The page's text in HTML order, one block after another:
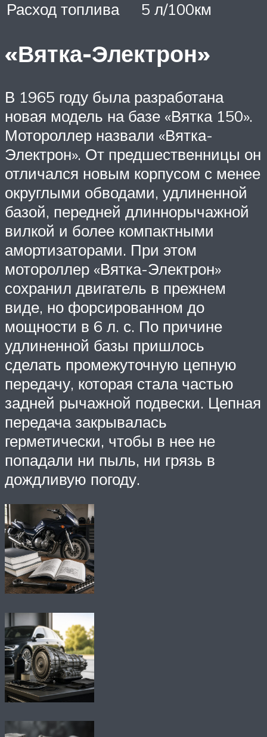
Расход топлива
5 л/100км
«Вятка-Электрон»
В 1965 году была разработана
новая модель на базе «Вятка 150».
Мотороллер назвали «Вятка-
Электрон». От предшественницы он
отличался новым корпусом с менее
округлыми обводами, удлиненной
базой, передней длиннорычажной
вилкой и более компактными
амортизаторами. При этом
мотороллер «Вятка-Электрон»
сохранил двигатель в прежнем
виде, но форсированном до
мощности в 6 л. с. По причине
удлиненной базы пришлось
сделать промежуточную цепную
передачу, которая стала частью
задней рычажной подвески. Цепная
передача закрывалась
герметически, чтобы в нее не
попадали ни пыль, ни грязь в
дождливую погоду.